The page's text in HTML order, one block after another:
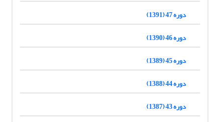
دوره 47 (1391)
دوره 46 (1390)
دوره 45 (1389)
دوره 44 (1388)
دوره 43 (1387)